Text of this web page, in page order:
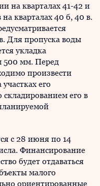
на кварталах 41-42 и
кварталах 40 б, 40 в.
Для пропуска воды
укладка
500 мм. Перед
произвести
его
его в
с 28 июня по 14
Финансирование
будет отдаваться
малого
ориентированные